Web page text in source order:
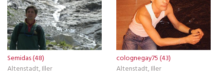
Semidas (48)
Altenstadt, Iller
colognegay75 (43)
Altenstadt, Iller